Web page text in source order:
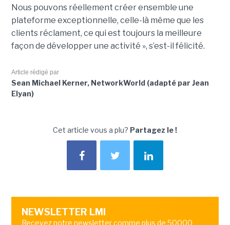
Nous pouvons réellement créer ensemble une
plateforme exceptionnelle, celle-là même que les
clients réclament, ce qui est toujours la meilleure
façon de développer une activité », s’est-il félicité.
Article rédigé par
Sean Michael Kerner, NetworkWorld (adapté par Jean
Elyan)
Cet article vous a plu? Partagez le !
NEWSLETTER LMI
Recevez notre newsletter comme plus de 50000